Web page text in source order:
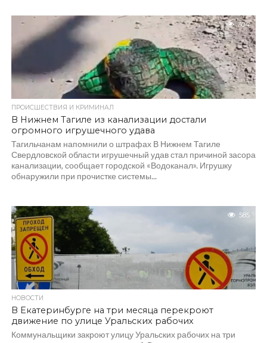
304
ПРОИСШЕСТВИЯ И КРИМИНАЛ
В Нижнем Тагиле из канализации достали
огромного игрушечного удава
Тагильчанам напомнили о штрафах В Нижнем Тагиле
Свердловской области игрушечный удав стал причиной засора
канализации, сообщает городской «Водоканал». Игрушку
обнаружили при прочистке системы...
585
НОВОСТИ
В Екатеринбурге на три месяца перекроют
движение по улице Уральских рабочих
Коммунальщики закроют улицу Уральских рабочих на три